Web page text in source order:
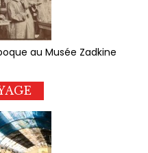
au Musée Zadkine